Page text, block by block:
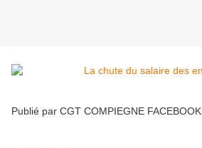
Publié par CGT COMPIEGNE FACEBOOK